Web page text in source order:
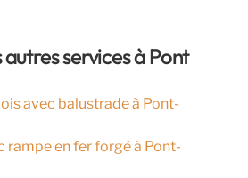
services à Pont
avec balustrade à Pont-
rampe en fer forgé à Pont-